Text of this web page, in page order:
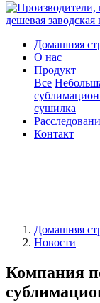
Домашняя
О нас
Продукт
Все
сушилка
Контакт
Домашняя
Новости
Компания